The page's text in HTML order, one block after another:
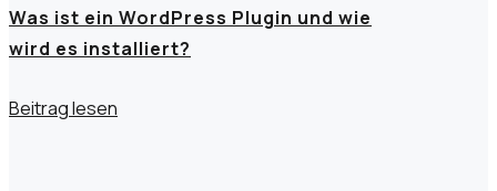
Was ist ein WordPress Plugin und wie
wird es installiert?
Beitrag lesen